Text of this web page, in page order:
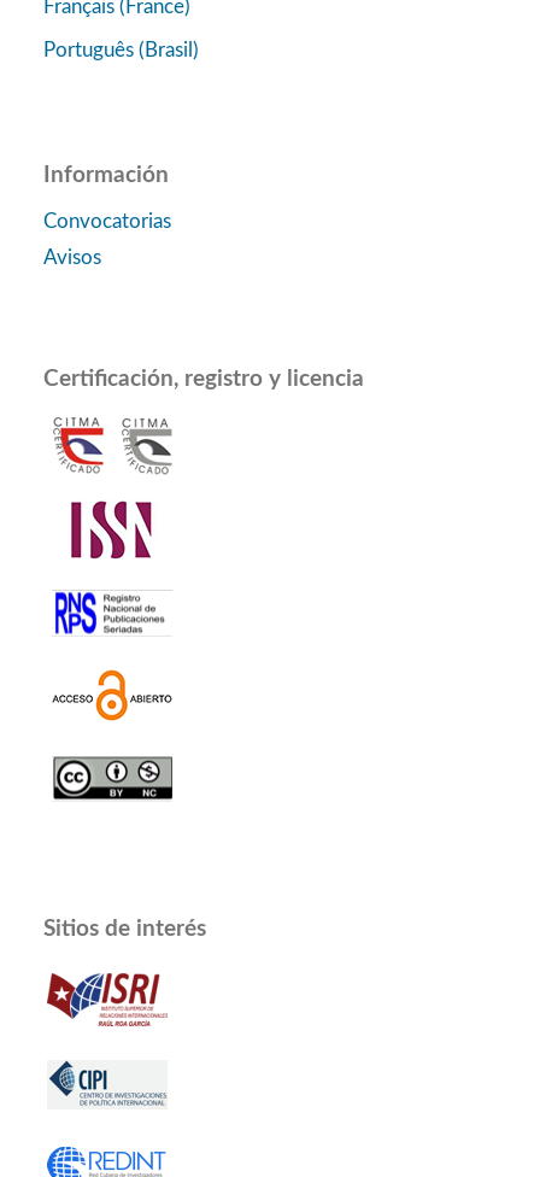
Français (France)
Português (Brasil)
Información
Convocatorias
Avisos
Certificación, registro y licencia
Sitios de interés